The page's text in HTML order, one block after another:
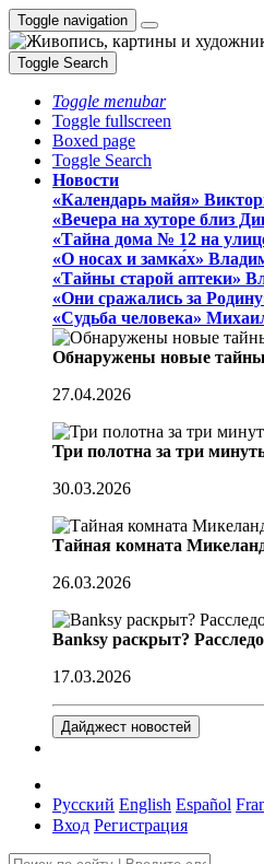
Toggle navigation
Toggle Search
Toggle menubar
Toggle fullscreen
Boxed page
Toggle Search
Новости
«Календарь майя»
«Вечера на хуторе близ
«Тайна дома № 12 на
«О носах и замка́х»
«Тайны старой аптеки»
«Они сражались за
«Судьба человека»
Обнаружены новые
27.04.2026
Три полотна за три
30.03.2026
Тайная комната
26.03.2026
Banksy раскрыт?
17.03.2026
Дайджест новостей
Русский English Español
Вход Регистрация